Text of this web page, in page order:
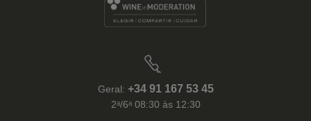
Geral: +34 91 167 53 45
2ᵃ/6ᵃ 08:30 às 12:30